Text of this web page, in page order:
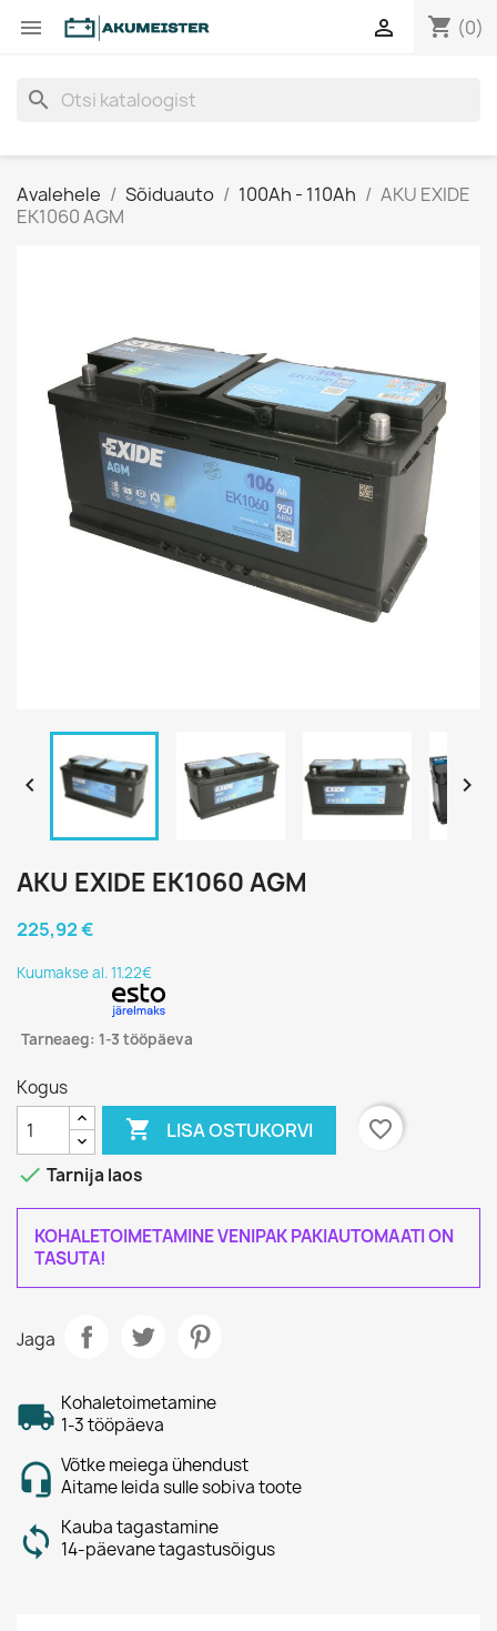
 shopping_cart (0)

search
Avalehele Sõiduauto 100Ah - 110Ah
AKU EXIDE
EK1060 AGM
 
AKU EXIDE EK1060 AGM
225,92 €
Kuumakse al. 11.22€
Tarneaeg: 1-3 tööpäeva
Kogus
 LISA OSTUKORVI
favorite_border
 Tarnija laos
KOHALETOIMETAMINE VENIPAK PAKIAUTOMAATI ON
TASUTA!
Jaga
Kohaletoimetamine
1-3 tööpäeva
Võtke meiega ühendust
Aitame leida sulle sobiva toote
Kauba tagastamine
14-päevane tagastusõigus